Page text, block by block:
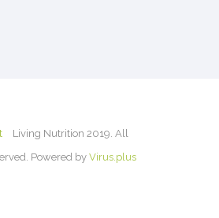
Living Nutrition 2019. All
Powered byVirus.plus